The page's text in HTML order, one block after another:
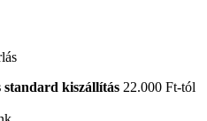
standard kiszállítás 22.000 Ft-tól